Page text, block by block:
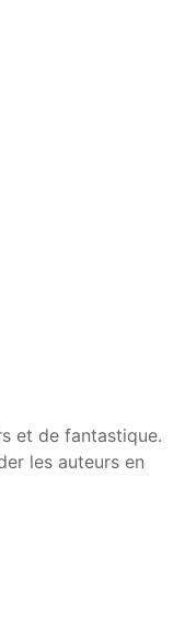
et de fantastique.
les auteurs en